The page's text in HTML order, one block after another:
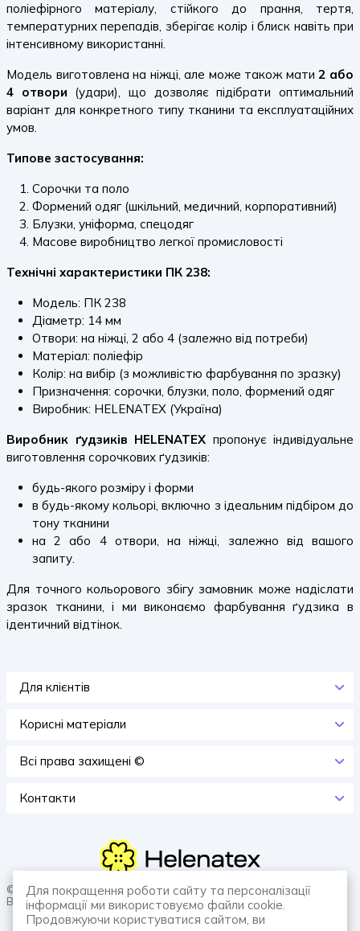
поліефірного матеріалу, стійкого до прання, тертя,
температурних перепадів, зберігає колір і блиск навіть при
інтенсивному використанні.
Модель виготовлена на ніжці, але може також мати2 або
4 отвори (удари), що дозволяє підібрати оптимальний
варіант для конкретного типу тканини та експлуатаційних
умов.
Типове застосування:
Сорочки та поло
Формений одяг (шкільний, медичний, корпоративний)
Блузки, уніформа, спецодяг
Масове виробництво легкої промисловості
Технічні характеристики ПК 238:
Модель: ПК 238
Діаметр: 14 мм
Отвори: на ніжці, 2 або 4 (залежно від потреби)
Матеріал: поліефір
Колір: на вибір (з можливістю фарбування по зразку)
Призначення: сорочки, блузки, поло, формений одяг
Виробник: HELENATEX (Україна)
Виробник ґудзиків HELENATEX пропонує індивідуальне
виготовлення сорочкових ґудзиків:
будь-якого розміру і форми
в будь-якому кольорі, включно з ідеальним підбіром до
тону тканини
на 2 або 4 отвори, на ніжці, залежно від вашого
запиту.
Для точного кольорового збігу замовник може надіслати
зразок тканини, і ми виконаємо фарбування ґудзика в
ідентичний відтінок.
Для клієнтів
Корисні матеріали
Всi права захищенi ©
Контакти
© 2026 HELENATEX «Ґудзики, вішаки, нитки. Власне виробництво.
Все для швейної справи.»
Для покращення роботи сайту та персоналізації
інформації ми використовуємо файли cookie.
Продовжуючи користуватися сайтом, ви